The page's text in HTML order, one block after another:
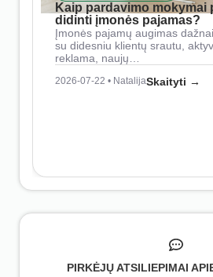
Kaip pardavimo mokymai
didinti įmonės pajamas?
Įmonės pajamų augimas
su didesniu klientų srautu,
reklama, naujų…
2026-07-22 • NatalijaSkaityti →
PIRKĖJŲ ATSILIEPIMAI